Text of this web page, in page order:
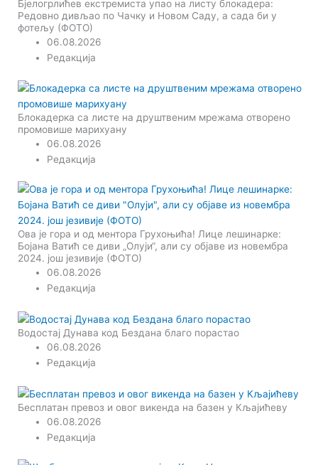
Бјелогрлићев екстремиста упао на листу блокадера:
Редовно дивљао по Чачку и Новом Саду, а сада би у
фотељу (ФОТО)
06.08.2026
Редакција
Блокадерка са листе на друштвеним мрежама отворено
промовише марихуану
06.08.2026
Редакција
Ова је гора и од ментора Грухоњића! Лице лешинарке:
Бојана Ватић се диви „Олуји“, али су објаве из новембра
2024. још језивије (ФОТО)
06.08.2026
Редакција
Водостај Дунава код Бездана благо порастао
06.08.2026
Редакција
Бесплатан превоз и овог викенда на базен у Кљајићеву
06.08.2026
Редакција